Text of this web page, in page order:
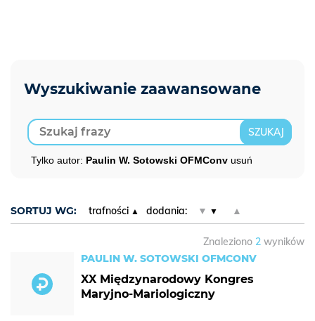
Tylko autor: Paulin W. Sotowski OFMConv usuń
SORTUJ WG: trafności dodania: ▼ ▲
Znaleziono 2 wyników
PAULIN W. SOTOWSKI OFMCONV
XX Międzynarodowy Kongres
Maryjno-Mariologiczny